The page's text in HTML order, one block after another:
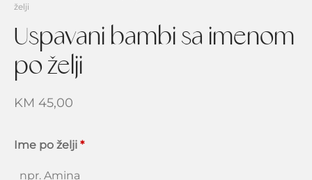
želji
Uspavani bambi sa imenom
po želji
KM 45,00
Ime po želji *
boravak